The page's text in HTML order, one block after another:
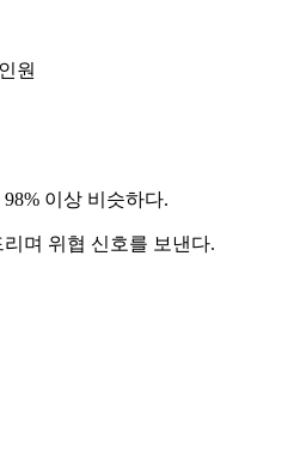
원
이상 비슷하다.
며 위협 신호를 보낸다.